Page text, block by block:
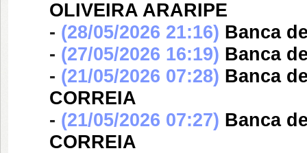
OLIVEIRA ARARIPE
- (28/05/2026 21:16) Banca
- (27/05/2026 16:19) Banca
- (21/05/2026 07:28) Banca
CORREIA
- (21/05/2026 07:27) Banca
CORREIA